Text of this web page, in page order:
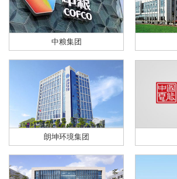
中粮集团
朗坤环境集团